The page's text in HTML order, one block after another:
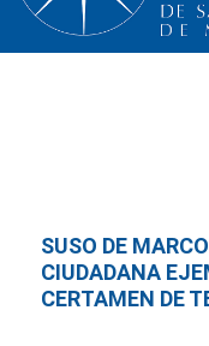
SUSO DE
CIUDADANA
CERTAMEN DE